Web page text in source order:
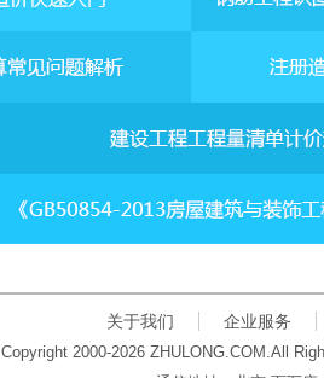
关于我们 企业服务
Copyright 2000-2026 ZHULONG.COM.All